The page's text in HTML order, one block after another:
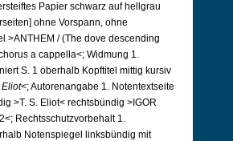
Papier schwarz auf hellgrau
ohne Vorspann, ohne
>ANTHEM / (The dove descending
a cappella<; Widmung 1.
S. 1 oberhalb Kopftitel mittig kursiv
Eliot<; Autorenangabe 1. Notentextseite
>T. S. Eliot< rechtsbündig >IGOR
Rechtsschutzvorbehalt 1.
Notenspiegel linksbündig mit